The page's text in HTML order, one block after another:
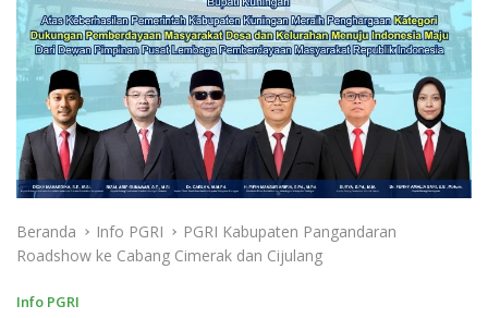
Beranda Info PGRI
PGRI Kabupaten Pangandaran
Roadshow ke Cabang Cimerak dan Cijulang
Info PGRI